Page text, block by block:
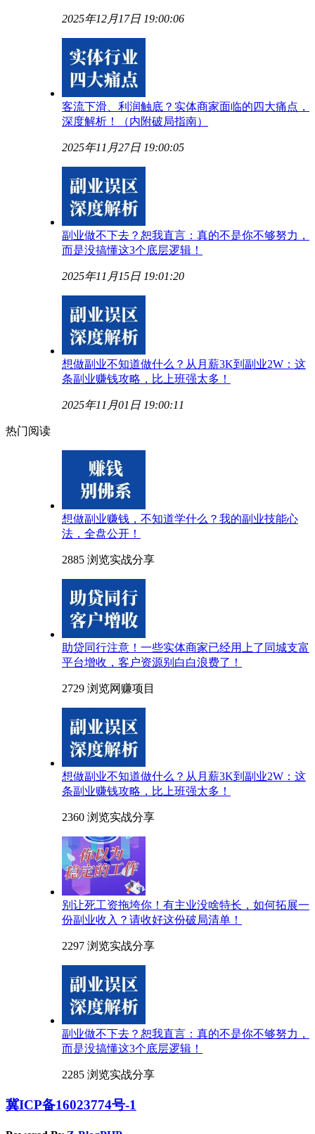
2025年12月17日 19:00:06
客流下滑、利润触底？实体商家面临的四大痛点，
深度解析！（内附破局指南）
2025年11月27日 19:00:05
副业做不下去？恕我直言：真的不是你不够努力，
而是没搞懂这3个底层逻辑！
2025年11月15日 19:01:20
想做副业不知道做什么？从月薪3K到副业2W：这
条副业赚钱攻略，比上班强太多！
2025年11月01日 19:00:11
热门阅读
想做副业赚钱，不知道学什么？我的副业技能心
法，全盘公开！
2885 浏览实战分享
助贷同行注意！一些实体商家已经用上了同城支富
平台增收，客户资源别白白浪费了！
2729 浏览网赚项目
想做副业不知道做什么？从月薪3K到副业2W：这
条副业赚钱攻略，比上班强太多！
2360 浏览实战分享
别让死工资拖垮你！有主业没啥特长，如何拓展一
份副业收入？请收好这份破局清单！
2297 浏览实战分享
副业做不下去？恕我直言：真的不是你不够努力，
而是没搞懂这3个底层逻辑！
2285 浏览实战分享
冀ICP备16023774号-1